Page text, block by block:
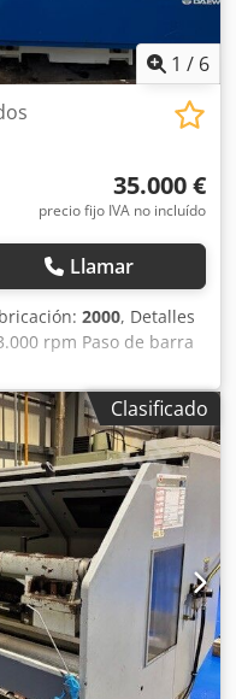
1 / 6
35.000 €
precio fijo IVA no incluído
Llamar
2000, Detalles
rpm Paso de barra
Diámetro de volteo
volteo sobre carro 480
Longitud de torneado
Diámetro del agujero
A2-8 Csdpfx
16 kW Velocidad de
Velocidad de avance
eje X 362 mm
máx. de barra 91 mm
posiciones de
Clasificado